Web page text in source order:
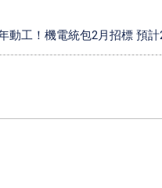
動工！機電統包2月招標 預